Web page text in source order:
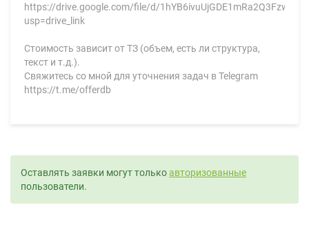
https://drive.google.com/file/d/
usp=drive_link
Стоимость зависит от ТЗ (объем, есть ли структура,
текст и т.д.).
Свяжитесь со мной для уточнения задач в Telegram
https://t.me/offerdb
Оставлять заявки могут толькоавторизованные
пользователи.